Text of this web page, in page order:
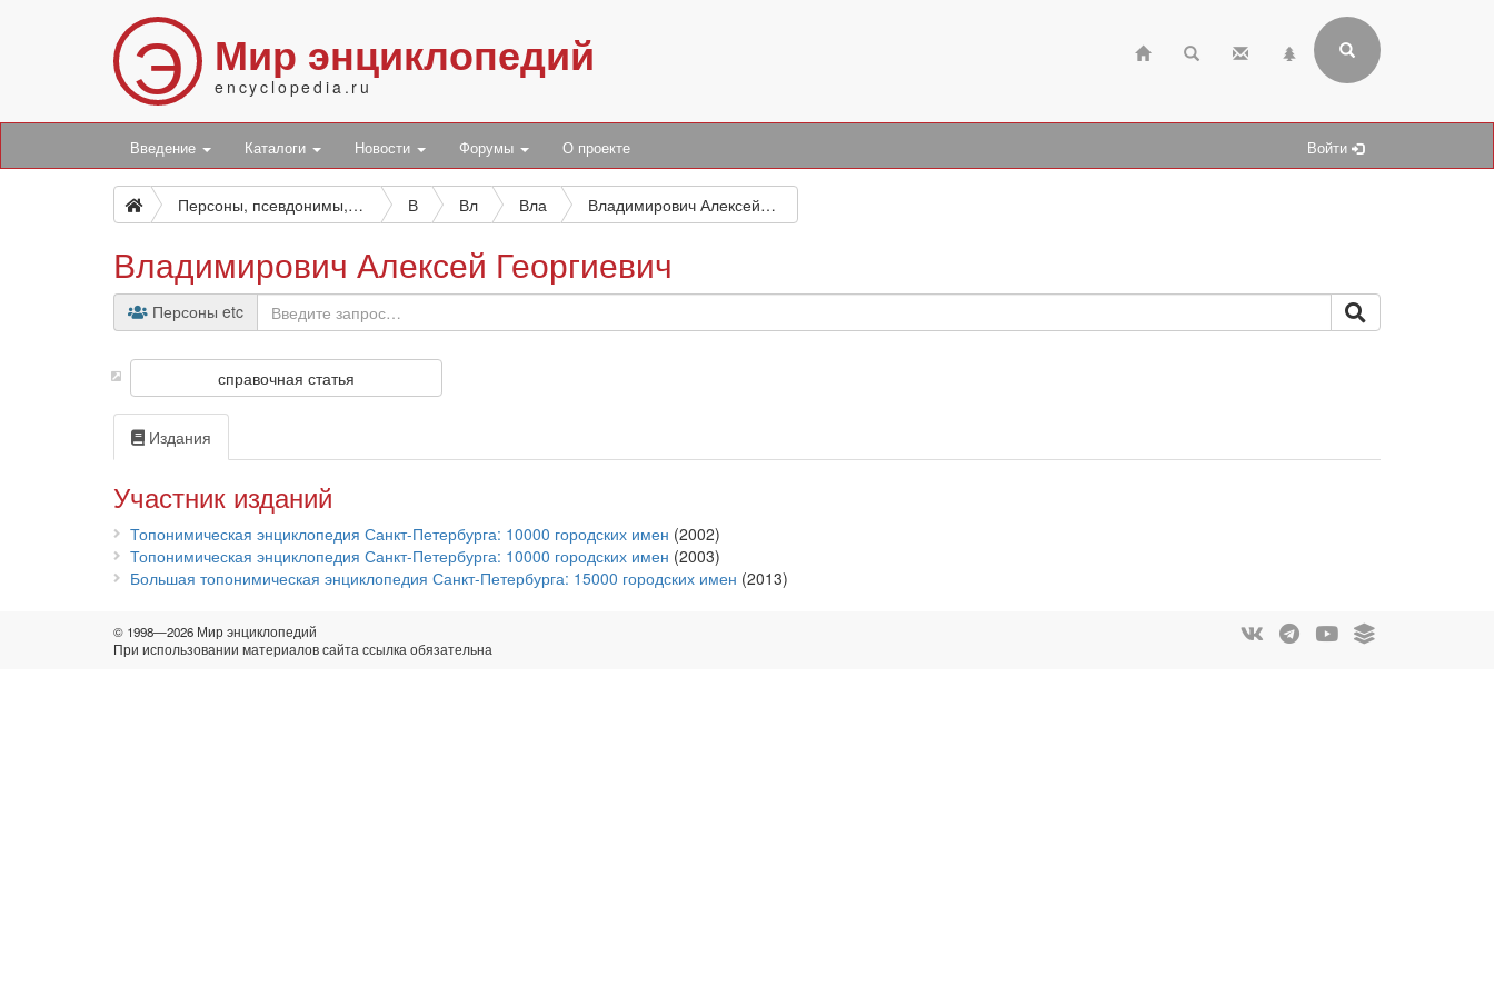
Э Мир энциклопедий
encyclopedia.ru
Введение Каталоги Новости Форумы О проекте Войти
Персоны, псевдонимы, персонажи и боты В Вл Вла Владимирович Алексей Георгиевич
Владимирович Алексей Георгиевич
Персоны etc
справочная статья
Издания
Участник изданий
Топонимическая энциклопедия Санкт-Петербурга: 10000 городских имен (2002)
Топонимическая энциклопедия Санкт-Петербурга: 10000 городских имен (2003)
Большая топонимическая энциклопедия Санкт-Петербурга: 15000 городских имен (2013)
© 1998—2026 Мир энциклопедий
При использовании материалов сайта ссылка обязательна